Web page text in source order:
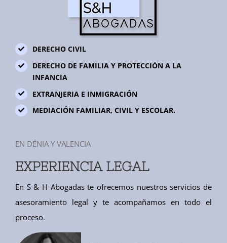
DERECHO CIVIL
DERECHO DE FAMILIA Y PROTECCIÓN A LA
INFANCIA
EXTRANJERIA E INMIGRACIÓN
MEDIACIÓN FAMILIAR, CIVIL Y ESCOLAR.
EN DÉNIA Y VALENCIA
EXPERIENCIA LEGAL
En S & H Abogadas te ofrecemos nuestros servicios de
asesoramiento legal y te acompañamos en todo el
proceso.